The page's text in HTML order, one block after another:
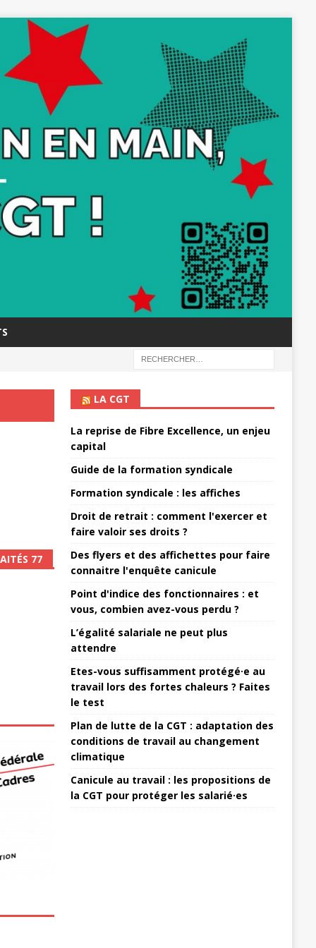
77
LA CGT
La reprise de Fibre Excellence, un enjeu
capital
Guide de la formation syndicale
Formation syndicale : les affiches
Droit de retrait : comment l'exercer et
faire valoir ses droits ?
Des flyers et des affichettes pour faire
connaitre l'enquête canicule
Point d'indice des fonctionnaires : et
vous, combien avez-vous perdu ?
L’égalité salariale ne peut plus
attendre
Etes-vous suffisamment protégé·e au
travail lors des fortes chaleurs ? Faites
le test
Plan de lutte de la CGT : adaptation des
conditions de travail au changement
climatique
Canicule au travail : les propositions de
la CGT pour protéger les salarié·es